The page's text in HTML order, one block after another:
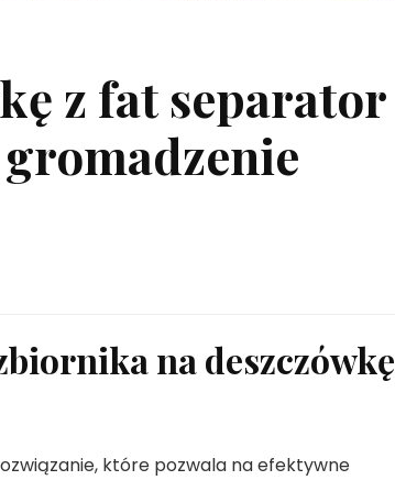
z fat separator
na deszczówkę
które pozwala na efektywne